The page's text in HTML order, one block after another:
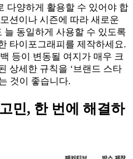
다양하게 활용할 수 있어야 합
션이나 시즌에 따라 새로운
늘 동일하게 사용할 수 있도록
타이포그래피를 제작하세요.
등이 변동될 여지가 매우 크
상세한 규칙을 ‘브랜드 스타
것이 좋습니다.
민, 한 번에 해결하